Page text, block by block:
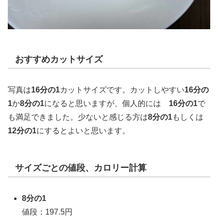
おすすめカットサイズ
写真は16分の1カットサイズです。カットしやすい16分の
1か8分の1になると思いますが、個人的には 16分の1で
も満足できました。少ないと感じる方は8分の1もしくは
12分の1にするとよいと思います。
サイズごとの値段、カロリー計算
8分の1
値段：197.5円